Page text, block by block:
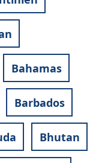
Bahamas
Barbados
Bhutan